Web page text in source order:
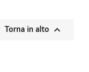
Torna in alto 